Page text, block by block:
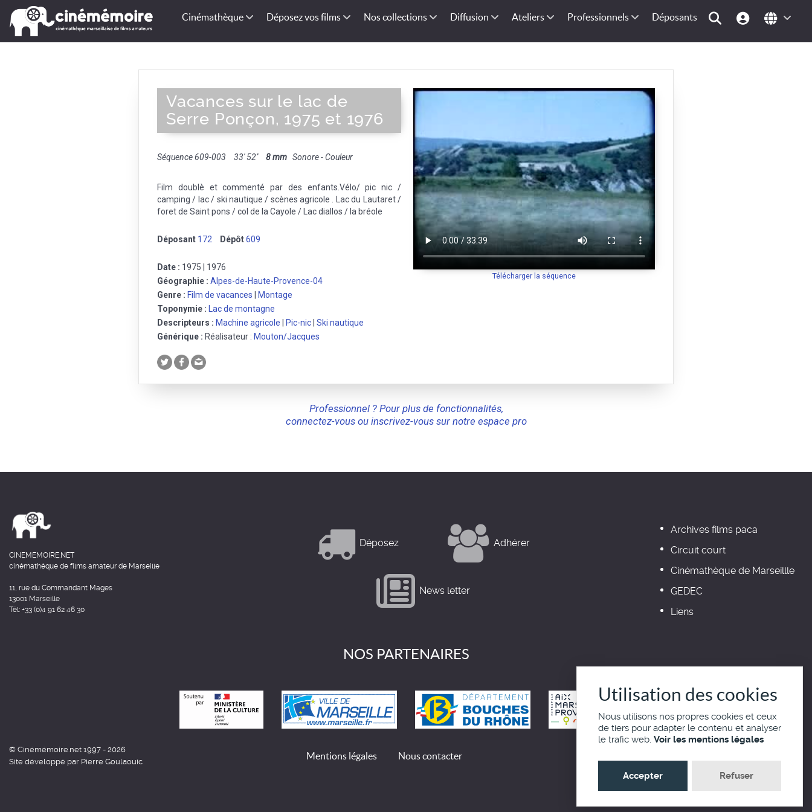
Cinémathèque Déposez vos films Nos collections Diffusion Ateliers Professionnels Déposants
Télécharger la séquence
Vacances sur le lac de
Serre Ponçon, 1975 et 1976
Séquence 609-003 33' 52'' 8 mm Sonore - Couleur
Film doublè et commenté par des enfants.Vélo/ pic nic /
camping / lac / ski nautique / scènes agricole . Lac du Lautaret /
foret de Saint pons / col de la Cayole / Lac diallos / la bréole
Déposant 172 Dépôt609
Date : 1975 | 1976
Géographie : Alpes-de-Haute-Provence-04
Genre : Film de vacances
Montage
Toponymie :
Lac de montagne
Descripteurs : Machine agricole Pic-nic Ski nautique
Générique : Réalisateur : Mouton/Jacques
Professionnel ? Pour plus de fonctionnalités,
connectez-vous ou inscrivez-vous sur notre espace pro
CINEMEMOIRE.NET
cinémathèque de films amateur de Marseille
11, rue du Commandant Mages
13001 Marseille
Tél: +33 (0)4 91 62 46 30
Déposez Adhérer
News letter
Archives films paca
Circuit court
Cinémathèque de Marseillle
GEDEC
Liens
NOS PARTENAIRES
© Cinémémoire.net 1997 - 2026
Site développé par Pierre Goulaouic
Mentions légales Nous contacter
Utilisation des cookies
Nous utilisons nos propres cookies et ceux
de tiers pour adapter le contenu et analyser
le trafic web. Voir les mentions légales
Accepter Refuser